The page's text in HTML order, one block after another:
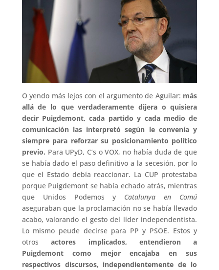
O yendo más lejos con el argumento de Aguilar: más
allá de lo que verdaderamente dijera o quisiera
decir Puigdemont, cada partido y cada medio de
comunicación las interpretó según le convenía y
siempre para reforzar su posicionamiento político
previo. Para UPyD, C’s o VOX, no había duda de que
se había dado el paso definitivo a la secesión, por lo
que el Estado debía reaccionar. La CUP protestaba
porque Puigdemont se había echado atrás, mientras
que Unidos Podemos y Catalunya en Comú
aseguraban que la proclamación no se había llevado
acabo, valorando el gesto del líder independentista.
Lo mismo peude decirse para PP y PSOE. Estos y
otrosactores implicados, entendieron a
Puigdemont como mejor encajaba en sus
respectivos discursos, independientemente de lo